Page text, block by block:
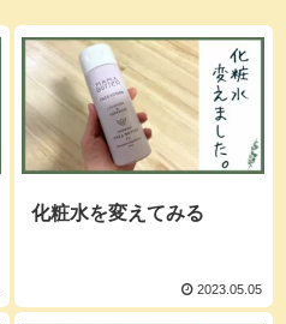
化粧水を変えてみる
2023.05.05